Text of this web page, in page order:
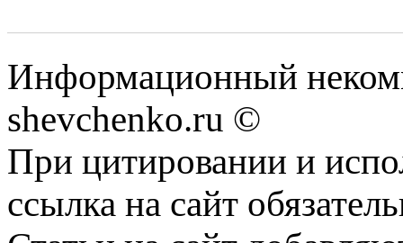
Информационный
shevchenko.ru ©
При цитировании и
ссылка на сайт